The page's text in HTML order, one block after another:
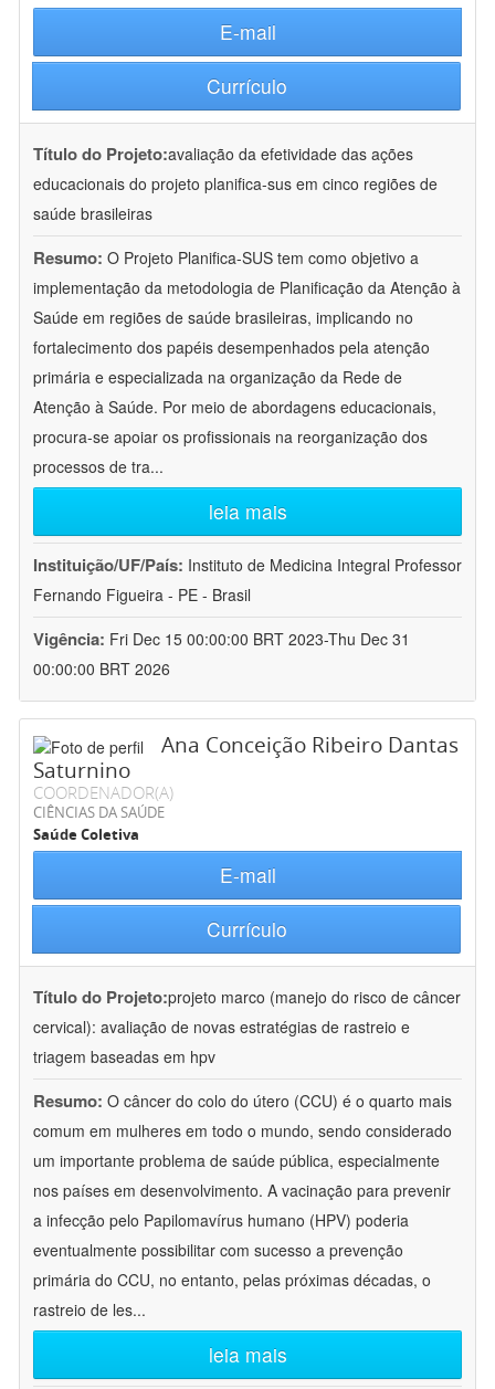
E-mail
Currículo
Título do Projeto:avaliação da efetividade das ações
educacionais do projeto planifica-sus em cinco regiões de
saúde brasileiras
Resumo: O Projeto Planifica-SUS tem como objetivo a
implementação da metodologia de Planificação da Atenção à
Saúde em regiões de saúde brasileiras, implicando no
fortalecimento dos papéis desempenhados pela atenção
primária e especializada na organização da Rede de
Atenção à Saúde. Por meio de abordagens educacionais,
procura-se apoiar os profissionais na reorganização dos
processos de tra...
leia mais
Instituição/UF/País: Instituto de Medicina Integral Professor
Fernando Figueira - PE - Brasil
Vigência: Fri Dec 15 00:00:00 BRT 2023-Thu Dec 31
00:00:00 BRT 2026
Ana Conceição Ribeiro Dantas
Saturnino
COORDENADOR(A)
CIÊNCIAS DA SAÚDE
Saúde Coletiva
E-mail
Currículo
Título do Projeto:projeto marco (manejo do risco de câncer
cervical): avaliação de novas estratégias de rastreio e
triagem baseadas em hpv
Resumo: O câncer do colo do útero (CCU) é o quarto mais
comum em mulheres em todo o mundo, sendo considerado
um importante problema de saúde pública, especialmente
nos países em desenvolvimento. A vacinação para prevenir
a infecção pelo Papilomavírus humano (HPV) poderia
eventualmente possibilitar com sucesso a prevenção
primária do CCU, no entanto, pelas próximas décadas, o
rastreio de les...
leia mais